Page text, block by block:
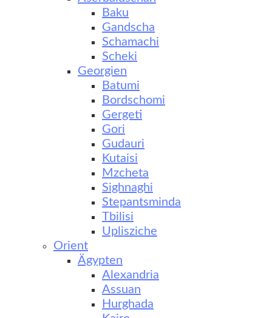
Baku
Gandscha
Schamachi
Scheki
Georgien
Batumi
Bordschomi
Gergeti
Gori
Gudauri
Kutaisi
Mzcheta
Sighnaghi
Stepantsminda
Tbilisi
Uplisziche
Orient
Ägypten
Alexandria
Assuan
Hurghada